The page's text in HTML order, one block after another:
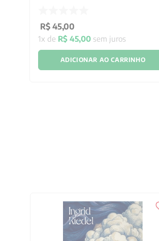
R$ 45,00
1x de R$ 45,00 sem juros
ADICIONAR AO CARRINHO